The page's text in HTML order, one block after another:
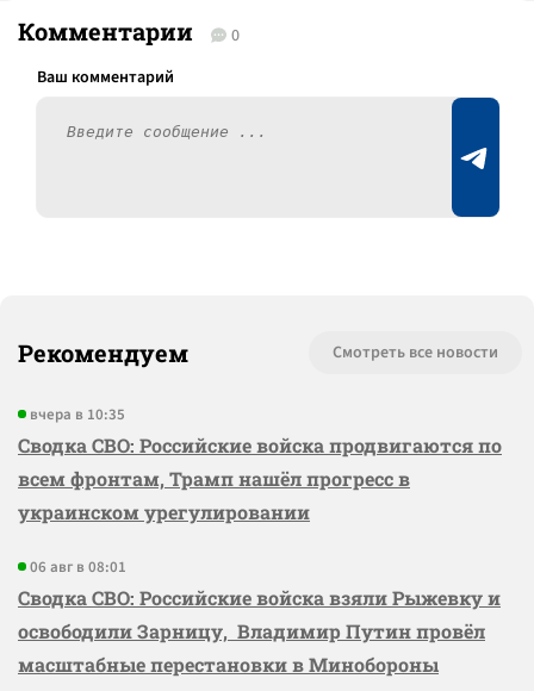
Комментарии 0
Рекомендуем Смотреть все новости
вчера в 10:35
Сводка СВО: Российские войска продвигаются по
всем фронтам, Трамп нашёл прогресс в
украинском урегулировании
06 авг в 08:01
Сводка СВО: Российские войска взяли Рыжевку и
освободили Зарницу, Владимир Путин провёл
масштабные перестановки в Минобороны